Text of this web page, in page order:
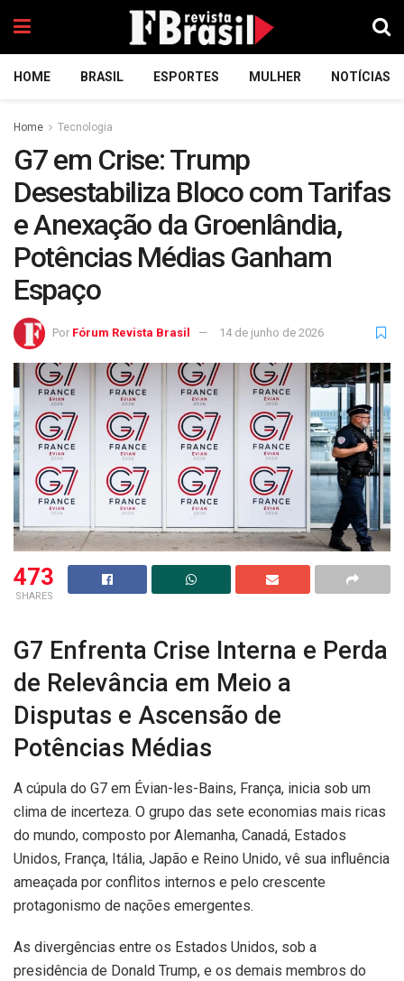
HOME BRASIL ESPORTES MULHER NOTÍCIAS
Home Tecnologia
G7 em Crise: Trump
Desestabiliza Bloco com Tarifas
e Anexação da Groenlândia,
Potências Médias Ganham
Espaço
Por Fórum Revista Brasil 14 de junho de 2026
473
SHARES
G7 Enfrenta Crise Interna e Perda
de Relevância em Meio a
Disputas e Ascensão de
Potências Médias
A cúpula do G7 em Évian-les-Bains, França, inicia sob um
clima de incerteza. O grupo das sete economias mais ricas
do mundo, composto por Alemanha, Canadá, Estados
Unidos, França, Itália, Japão e Reino Unido, vê sua influência
ameaçada por conflitos internos e pelo crescente
protagonismo de nações emergentes.
As divergências entre os Estados Unidos, sob a
presidência de Donald Trump, e os demais membros do